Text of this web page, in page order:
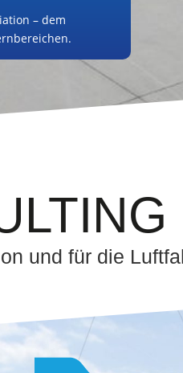
– dem
und für die